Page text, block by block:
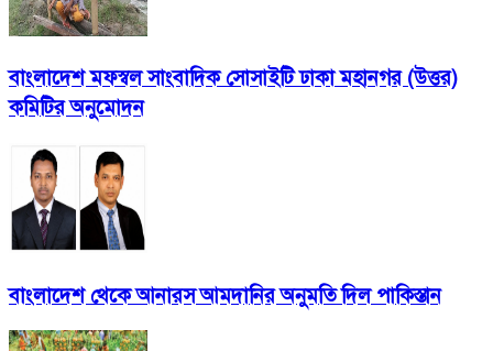
বাংলাদেশ মফস্বল সাংবাদিক সোসাইটি ঢাকা মহানগর (উত্তর)
কমিটির অনুমোদন
বাংলাদেশ থেকে আনারস আমদানির অনুমতি দিল পাকিস্তান